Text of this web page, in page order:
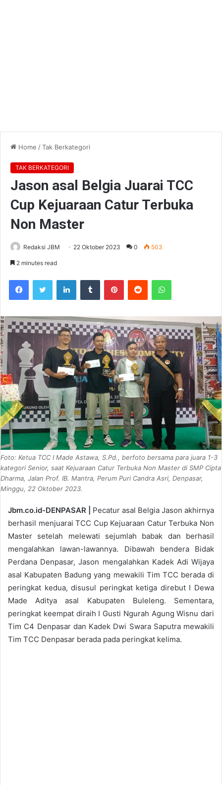
Home /Tak Berkategori
TAK BERKATEGORI
Jason asal Belgia Juarai TCC
Cup Kejuaraan Catur Terbuka
Non Master
Redaksi JBM 22 Oktober 2023 0 503
2 minutes read
Foto: Ketua TCC I Made Astawa, S.Pd., berfoto bersama para juara 1-3
kategori Senior, saat Kejuaraan Catur Terbuka Non Master di SMP Cipta
Dharma, Jalan Prof. IB. Mantra, Perum Puri Candra Asri, Denpasar,
Minggu, 22 Oktober 2023.
Jbm.co.id-DENPASAR |
Pecatur asal Belgia Jason akhirnya
berhasil menjuarai TCC Cup Kejuaraan Catur Terbuka Non
Master setelah melewati sejumlah babak dan berhasil
mengalahkan lawan-lawannya. Dibawah bendera Bidak
Perdana Denpasar, Jason mengalahkan Kadek Adi Wijaya
asal Kabupaten Badung yang mewakili Tim TCC berada di
peringkat kedua, disusul peringkat ketiga direbut I Dewa
Made Aditya asal Kabupaten Buleleng. Sementara,
peringkat keempat diraih I Gusti Ngurah Agung Wisnu dari
Tim C4 Denpasar dan Kadek Dwi Swara Saputra mewakili
Tim TCC Denpasar berada pada peringkat kelima.